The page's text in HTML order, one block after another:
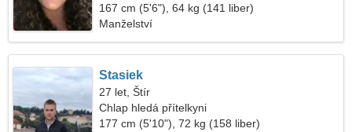
procházku
167 cm (5'6"), 64 kg (141 liber)
Manželství
Stasiek
27 let, Štír
Chlap hledá přítelkyni
177 cm (5'10"), 72 kg (158 liber)